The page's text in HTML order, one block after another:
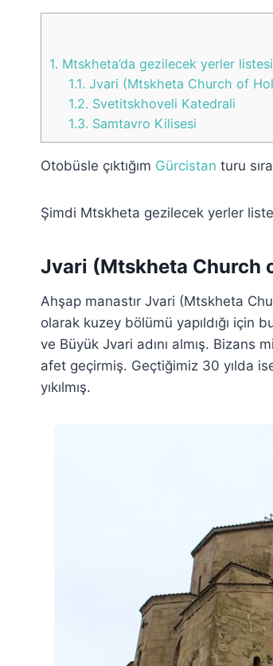
1. Mtskheta’da gezilecek yerler listesi
1.1. Jvari (Mtskheta Church of
1.2. Svetitskhoveli Katedrali
1.3. Samtavro Kilisesi
Otobüsle çıktığım Gürcistan turu
Şimdi Mtskheta gezilecek yerler
Jvari (Mtskheta Church
Ahşap manastır Jvari (Mtskheta
olarak kuzey bölümü yapıldığı için
ve Büyük Jvari adını almış. Bizans
afet geçirmiş. Geçtiğimiz 30 yılda
yıkılmış.